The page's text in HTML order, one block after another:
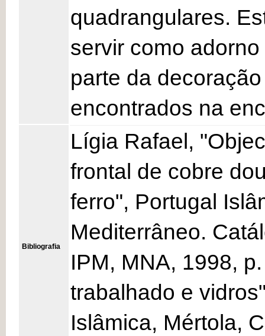
quadrangulares.
servir como
parte da
encontrados na
Bibliografia
Lígia Rafael,
frontal de cobre
ferro", Portugal
Mediterrâneo.
IPM, MNA, 1998,
trabalhado e
Islâmica, Mértola,